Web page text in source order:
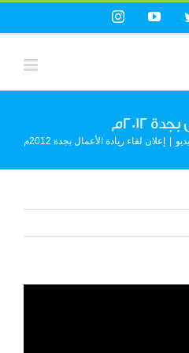
Twitter
YouTube
Instagram
2012م
إعلان لقاء ريادة الأعمال بجدة 2012م